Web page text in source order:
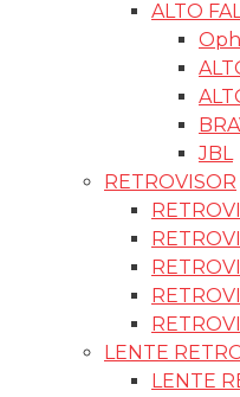
ALTO
JBL
RETROVISOR
LENTE
LENTE